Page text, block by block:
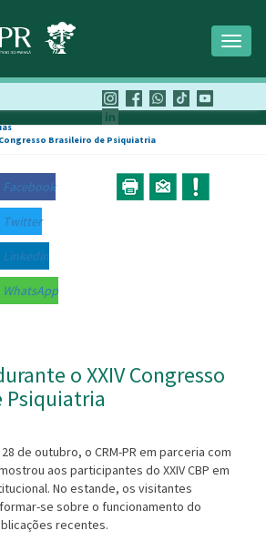
Congresso Brasileiro de Psiquiatria
Twitter
o XXIV Congresso
Psiquiatria
de outubro, o CRM-PR em parceria com
aos participantes do XXIV CBP em
No estande, os visitantes
se sobre o funcionamento do
recentes.